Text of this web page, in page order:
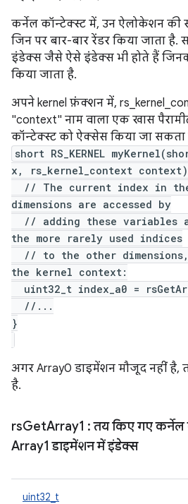
कर्नेल कॉन्टेक्स्ट में, उन ऐलोकेशन की
जिन पर बार-बार रेंडर किया जाता है.
इंडेक्स जैसे ऐसे इंडेक्स भी होते हैं
किया जाता है.
अपने kernel फ़ंक्शन में,
"context" नाम वाला एक खास
कॉन्टेक्स्ट को ऐक्सेस किया जा सकता
short RS_KERNEL
x, rs_kernel_context
// The current index in
dimensions are accessed by
// adding these variables
the more rarely used indices
// to the other
the kernel context:
uint32_t index_a0 =
//...
}
अगर Array0 डाइमेंशन मौजूद नहीं है,
है.
rsGetArray1 : तय किए गए
Array1 डाइमेंशन में इंडेक्स
uint32_t